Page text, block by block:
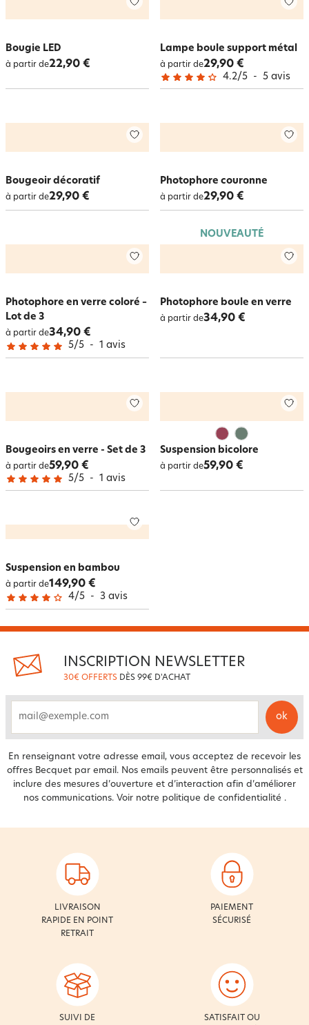
Bougie LED
à partir de22,90 €
Lampe boule support métal
à partir de29,90 €
4.2/5 - 5 avis
Bougeoir décoratif
à partir de29,90 €
Photophore couronne
à partir de29,90 €
Photophore en verre coloré –
Lot de 3
à partir de34,90 €
5/5 - 1 avis
NOUVEAUTÉ
Photophore boule en verre
à partir de34,90 €
Bougeoirs en verre - Set de 3
à partir de59,90 €
5/5 - 1 avis
Suspension bicolore
à partir de59,90 €
Suspension en bambou
à partir de149,90 €
4/5 - 3 avis
INSCRIPTION NEWSLETTER
30€ OFFERTS DÈS 99€ D'ACHAT
ok
En renseignant votre adresse email, vous acceptez de recevoir les
offres Becquet par email. Nos emails peuvent être personnalisés et
inclure des mesures d’ouverture et d’interaction afin d’améliorer
nos communications. Voir notre politique de confidentialité .
LIVRAISON
RAPIDE EN POINT
RETRAIT
PAIEMENT
SÉCURISÉ
SUIVI DE
SATISFAIT OU